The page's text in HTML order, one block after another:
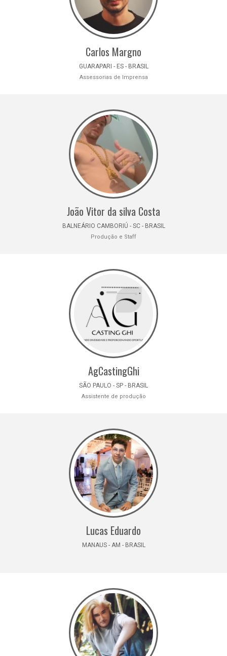
Carlos Margno
GUARAPARI - ES - BRASIL
Assessorias de Imprensa
João Vitor da silva Costa
BALNEÁRIO CAMBORIÚ - SC - BRASIL
Produção e Staff
AgCastingGhi
SÃO PAULO - SP - BRASIL
Assistente de produção
Lucas Eduardo
MANAUS - AM - BRASIL